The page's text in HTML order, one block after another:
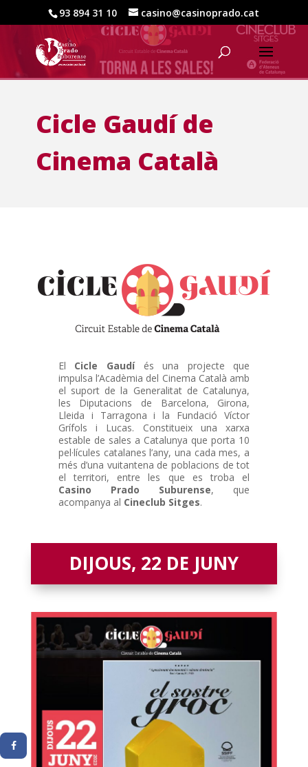
93 894 31 10 casino@casinoprado.cat
Cicle Gaudí de
Cinema Català
El Cicle Gaudíés una projecte que
impulsa l’Acadèmia del Cinema Català amb
el suport de la Generalitat de Catalunya,
les Diputacions de Barcelona, Girona,
Lleida i Tarragona i la Fundació Víctor
Grífols i Lucas. Constitueix una xarxa
estable de sales a Catalunya que porta 10
pel·lícules catalanes l’any, una cada mes, a
més d’una vuitantena de poblacions de tot
el territori, entre les que es troba el
Casino Prado Suburense, que
acompanya al Cineclub Sitges.
DIJOUS, 22 DE JUNY